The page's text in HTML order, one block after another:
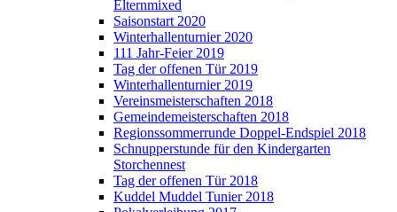
Elternmixed
Saisonstart 2020
Winterhallenturnier 2020
111 Jahr-Feier 2019
Tag der offenen Tür 2019
Winterhallenturnier 2019
Vereinsmeisterschaften 2018
Gemeindemeisterschaften 2018
Regionssommerrunde Doppel-Endspiel 2018
Schnupperstunde für den Kindergarten
Storchennest
Tag der offenen Tür 2018
Kuddel Muddel Tunier 2018